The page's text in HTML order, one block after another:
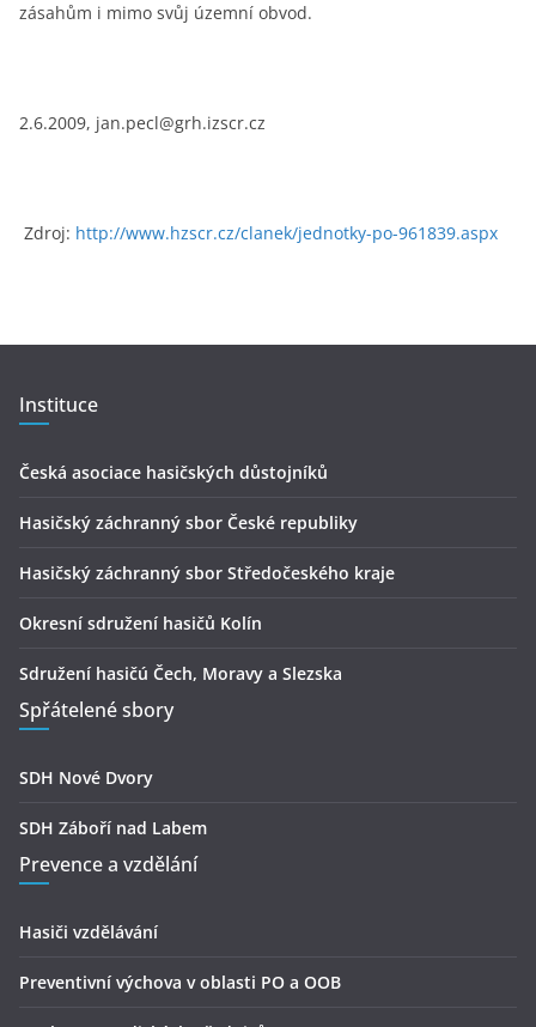
zásahům i mimo svůj územní obvod.
2.6.2009, jan.pecl@grh.izscr.cz
Zdroj: http://www.hzscr.cz/clanek/jednotky-po-961839.aspx
Instituce
Česká asociace hasičských důstojníků
Hasičský záchranný sbor České republiky
Hasičský záchranný sbor Středočeského kraje
Okresní sdružení hasičů Kolín
Sdružení hasičú Čech, Moravy a Slezska
Spřátelené sbory
SDH Nové Dvory
SDH Záboří nad Labem
Prevence a vzdělání
Hasiči vzdělávání
Preventivní výchova v oblasti PO a OOB